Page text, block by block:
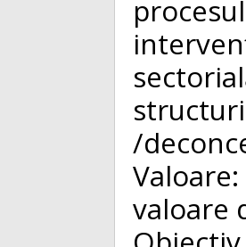
/
valoare